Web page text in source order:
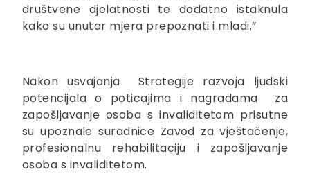
društvene djelatnosti te dodatno istaknula
kako su unutar mjera prepoznati i mladi.”
Nakon usvajanja Strategije razvoja ljudski
potencijala o poticajima i nagradama za
zapošljavanje osoba s invaliditetom prisutne
su upoznale suradnice Zavod za vještačenje,
profesionalnu rehabilitaciju i zapošljavanje
osoba s invaliditetom.